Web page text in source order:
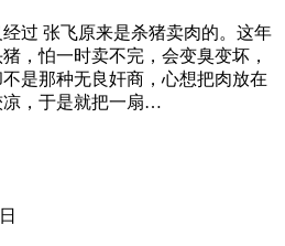
过 张飞原来是杀猪卖肉的。这年
，怕一时卖不完，会变臭变坏，
是那种无良奸商，心想把肉放在
凉，于是就把一扇…